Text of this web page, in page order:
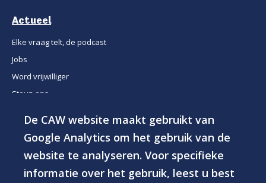
De CAW website maakt gebruikt van
Google Analytics om het gebruik van de
website te analyseren. Voor specifieke
informatie over het gebruik, leest u best
Actueel
Elke vraag telt, de podcast
Jobs
Word vrijwilliger
Steun ons
© 2026 - CAW Groep vzw
Privacyverklaring
Toegankelijkheidsverklaring